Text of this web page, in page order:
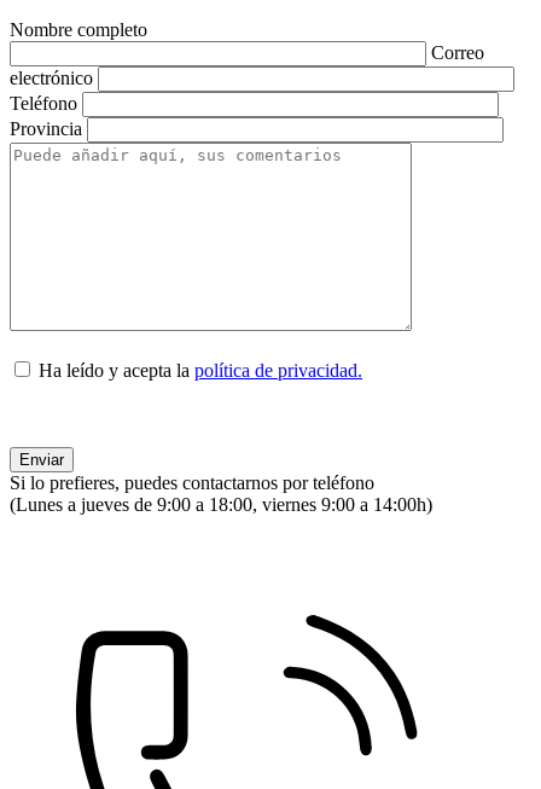
Nombre completo
Correo
electrónico
Teléfono
Provincia
Ha leído y acepta la política de privacidad.
Si lo prefieres, puedes contactarnos por teléfono
(Lunes a jueves de 9:00 a 18:00, viernes 9:00 a 14:00h)